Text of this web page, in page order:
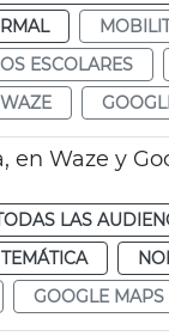
ESCOLARES
WAZE
en Waze y
LAS
GOOGLE MAPS